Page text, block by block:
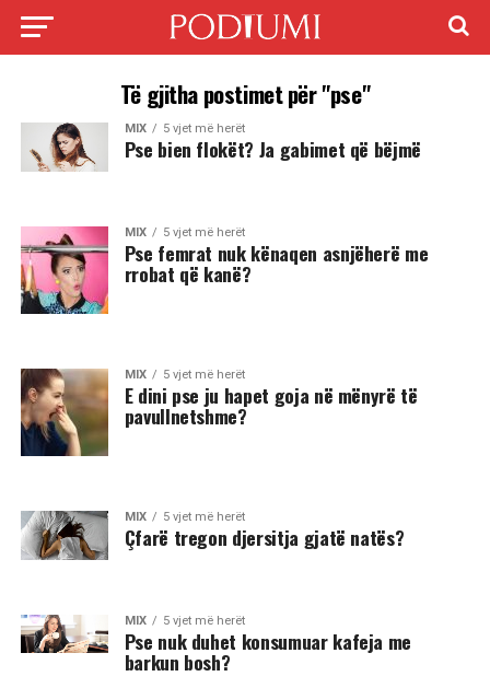
Të gjitha postimet për "pse"
MIX 5 vjet më herët
Pse bien flokët? Ja gabimet që bëjmë
MIX 5 vjet më herët
Pse femrat nuk kënaqen asnjëherë me
rrobat që kanë?
MIX 5 vjet më herët
E dini pse ju hapet goja në mënyrë të
pavullnetshme?
MIX 5 vjet më herët
Çfarë tregon djersitja gjatë natës?
MIX 5 vjet më herët
Pse nuk duhet konsumuar kafeja me
barkun bosh?